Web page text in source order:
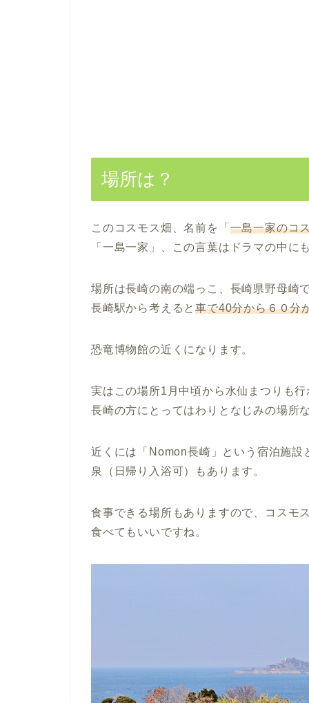
場所は？
このコスモス畑、名前を「 一島一家のコ
「一島一家」、この言葉はドラマの中に
場所は長崎の南の端っこ、長崎県野母崎
長崎駅から考えると車で40分から６０分
恐竜博物館の近くになります。
実はこの場所1月中頃から水仙まつりも
長崎の方にとってはわりとなじみの場所
近くには「Nomon長崎」という宿泊施
泉（日帰り入浴可）もあります。
食事できる場所もありますので、コスモ
食べてもいいですね。